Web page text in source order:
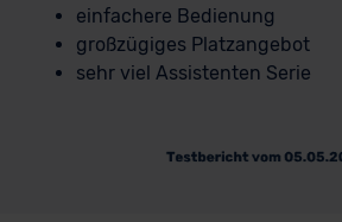
einfachere Bedienung
großzügiges Platzangebot
sehr viel Assistenten Serie